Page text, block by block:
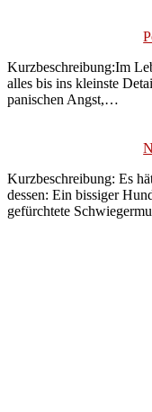
Kurzbeschreibung:Im
alles bis ins kleinste
panischen Angst,…
Kurzbeschreibung: Es
dessen: Ein bissiger
gefürchtete